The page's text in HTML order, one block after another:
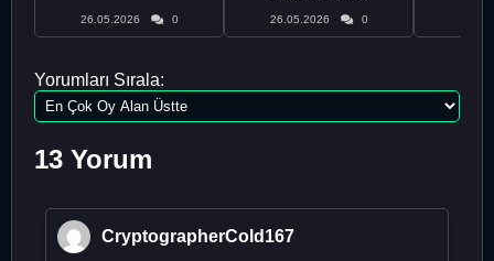
26.05.2026 0 26.05.2026 0
Yorumları Sırala:
13 Yorum
CryptographerCold167